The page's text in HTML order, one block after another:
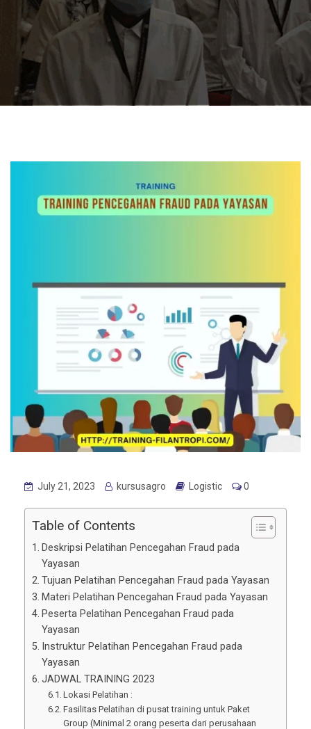
July 21, 2023 kursusagro Logistic 0
Table of Contents
Deskripsi Pelatihan Pencegahan Fraud pada
Yayasan
Tujuan Pelatihan Pencegahan Fraud pada Yayasan
Materi Pelatihan Pencegahan Fraud pada Yayasan
Peserta Pelatihan Pencegahan Fraud pada
Yayasan
Instruktur Pelatihan Pencegahan Fraud pada
Yayasan
JADWAL TRAINING 2023
Lokasi Pelatihan :
Fasilitas Pelatihan di pusat training untuk Paket
Group (Minimal 2 orang peserta dari perusahaan